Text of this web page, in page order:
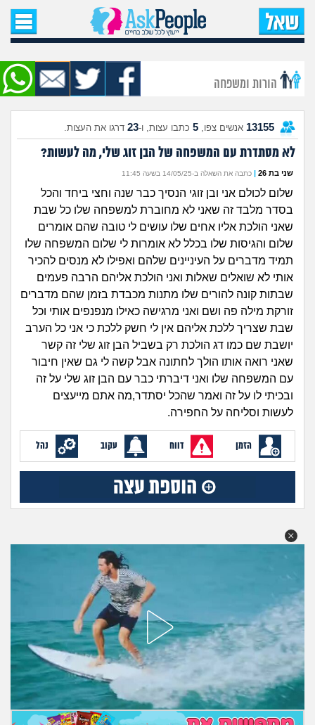
עמוד הבית
שאל שאלה
שאלות חדשות
שאלות שעוררו עניין
עצות חדשות
מה קורה כאן?
מתחם הטיפים
מדורים
זוגיות
היריון ולידה
הורות ומשפחה
מהבקו"ם... ועד מתי?!
לימודים וסטודנטים
חברים ואנשים
בית, שכנים ושותפים
מה שעובר עליי
שומרים על הגוף
פיננסי וכלכלה
חיפוש שאלות
הרשמה | התחברות
הורות ומשפחה
13155 אנשים צפו, 5 כתבו עצות, ו-23 דרגו את העצות.
לא מסתדרת עם המשפחה של הבן זוג שלי, מה לעשות?
שני בת 26 | כתבה את השאלה ב-14/05/25 בשעה 11:45
שלום לכולם אני ובן זוגי הנסיך כבר שנה וחצי ביחד והכל
בסדר מלבד זה שאני לא מחוברת למשפחה שלו כל שבת
שאני הולכת אליו אחים שלו עושים לי טובה שהם אומרים
שלום והגיסות שלו בכלל לא אומרות לי שלום המשפחה שלו
תמיד מדברים על העיניינים שלהם ואפילו לא מנסים להכיר
אותי לא שואלים שאלות ואני הולכת אליהם הרבה פעמים
שבתות קונה להורים שלו מתנות מכבדת בזמן שהם מדברים
זורקת מילה פה ושם ואני מרגישה כאילו מנפנפים אותי וכל
שבת שצריך ללכת אליהם אין לי חשק ללכת כי אני כל הערב
יושבת שם כמו דג הולכת רק בשביל הבן זוג שלי זה קשר
שאני רואה אותו הולך לחתונה אבל קשה לי גם שאין חיבור
עם המשפחה שלו ואני דיברתי כבר עם הבן זוג שלי על זה
ובכיתי לו על זה ואמר שהכל יסתדר,מה אתם מייעצים
לעשות וסליחה על החפירה.
הזמן דווח עקוב נהל